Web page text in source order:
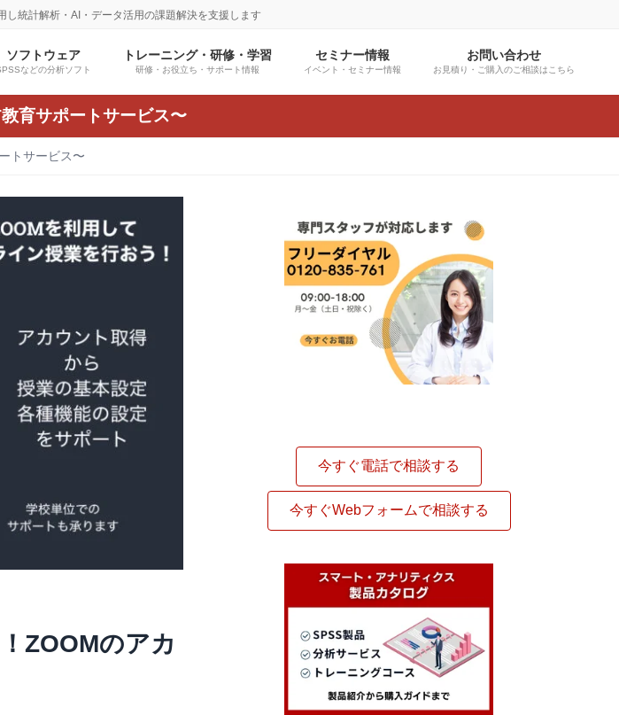
し統計解析・AI・データ活用の課題解決を支援します
ソフトウェア
などの分析ソフト
トレーニング・研修・学習
研修・お役立ち・サポート情報
セミナー情報
イベント・セミナー情報
お問い合わせ
お見積り・ご購入のご相談はこちら
育サポートサービス〜
トサービス〜
ZOOMのアカ
今すぐ電話で相談する
今すぐWebフォームで相談する